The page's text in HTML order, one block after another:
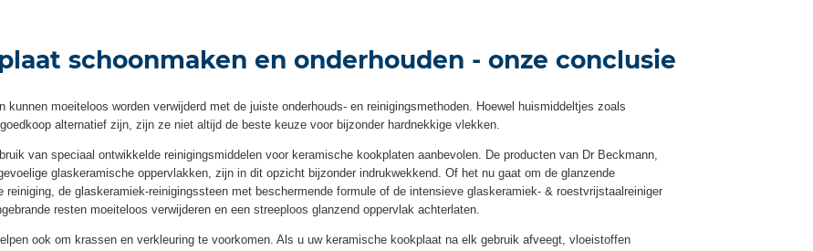
schoonmaken en onderhouden - onze conclusie
moeiteloos worden verwijderd met de juiste onderhouds- en reinigingsmethoden. Hoewel huismiddeltjes zoals
alternatief zijn, zijn ze niet altijd de beste keuze voor bijzonder hardnekkige vlekken.
van speciaal ontwikkelde reinigingsmiddelen voor keramische kookplaten aanbevolen. De producten van Dr Beckmann,
glaskeramische oppervlakken, zijn in dit opzicht bijzonder indrukwekkend. Of het nu gaat om de glanzende
de glaskeramiek-reinigingssteen met beschermende formule of de intensieve glaskeramiek- & roestvrijstaalreiniger
resten moeiteloos verwijderen en een streeploos glanzend oppervlak achterlaten.
ook om krassen en verkleuring te voorkomen. Als u uw keramische kookplaat na elk gebruik afveegt, vloeistoffen